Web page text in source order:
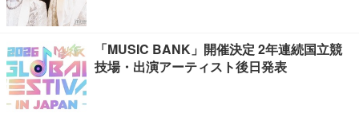
「MUSIC BANK」開催決定 2年連続国立競
技場・出演アーティスト後日発表